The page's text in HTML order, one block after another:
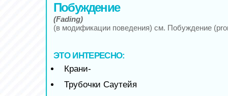
Побуждение
(Fading)
(в модификации поведения) см. Побуждение
ЭТО ИНТЕРЕСНО:
Крани-
Трубочки Саутейя